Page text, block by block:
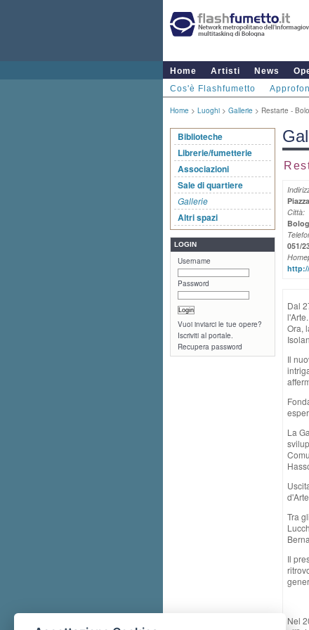
Home Artisti News
Cos'è Flashfumetto
Home > Luoghi > Gallerie > Restarte -
Biblioteche
Librerie/fumetterie
Associazioni
Sale di quartiere
Gallerie
Altri spazi
LOGIN
Username
Password
Vuoi inviarci le tue opere?
Iscriviti al portale.
Recupera password
Città:
051/
Dal
Ora,
Il
La
Tra
Il
Nel